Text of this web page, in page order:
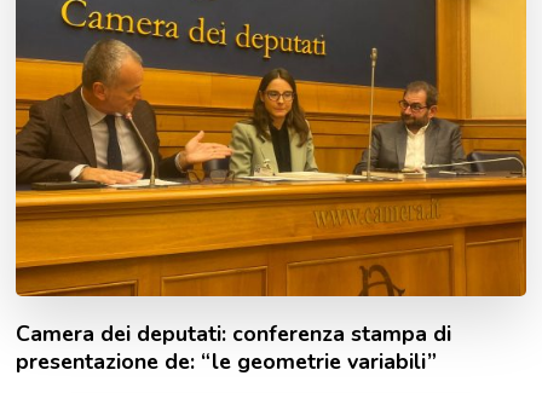
Camera dei deputati: conferenza stampa di
presentazione de: “le geometrie variabili”